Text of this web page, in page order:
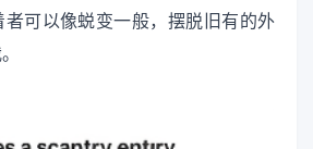
可以像蜕变一般，摆脱旧有的外